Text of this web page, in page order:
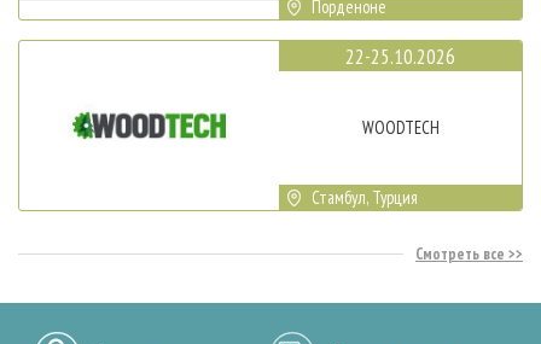
Порденоне
22-25.10.2026
WOODTECH
Стамбул, Турция
Смотреть все